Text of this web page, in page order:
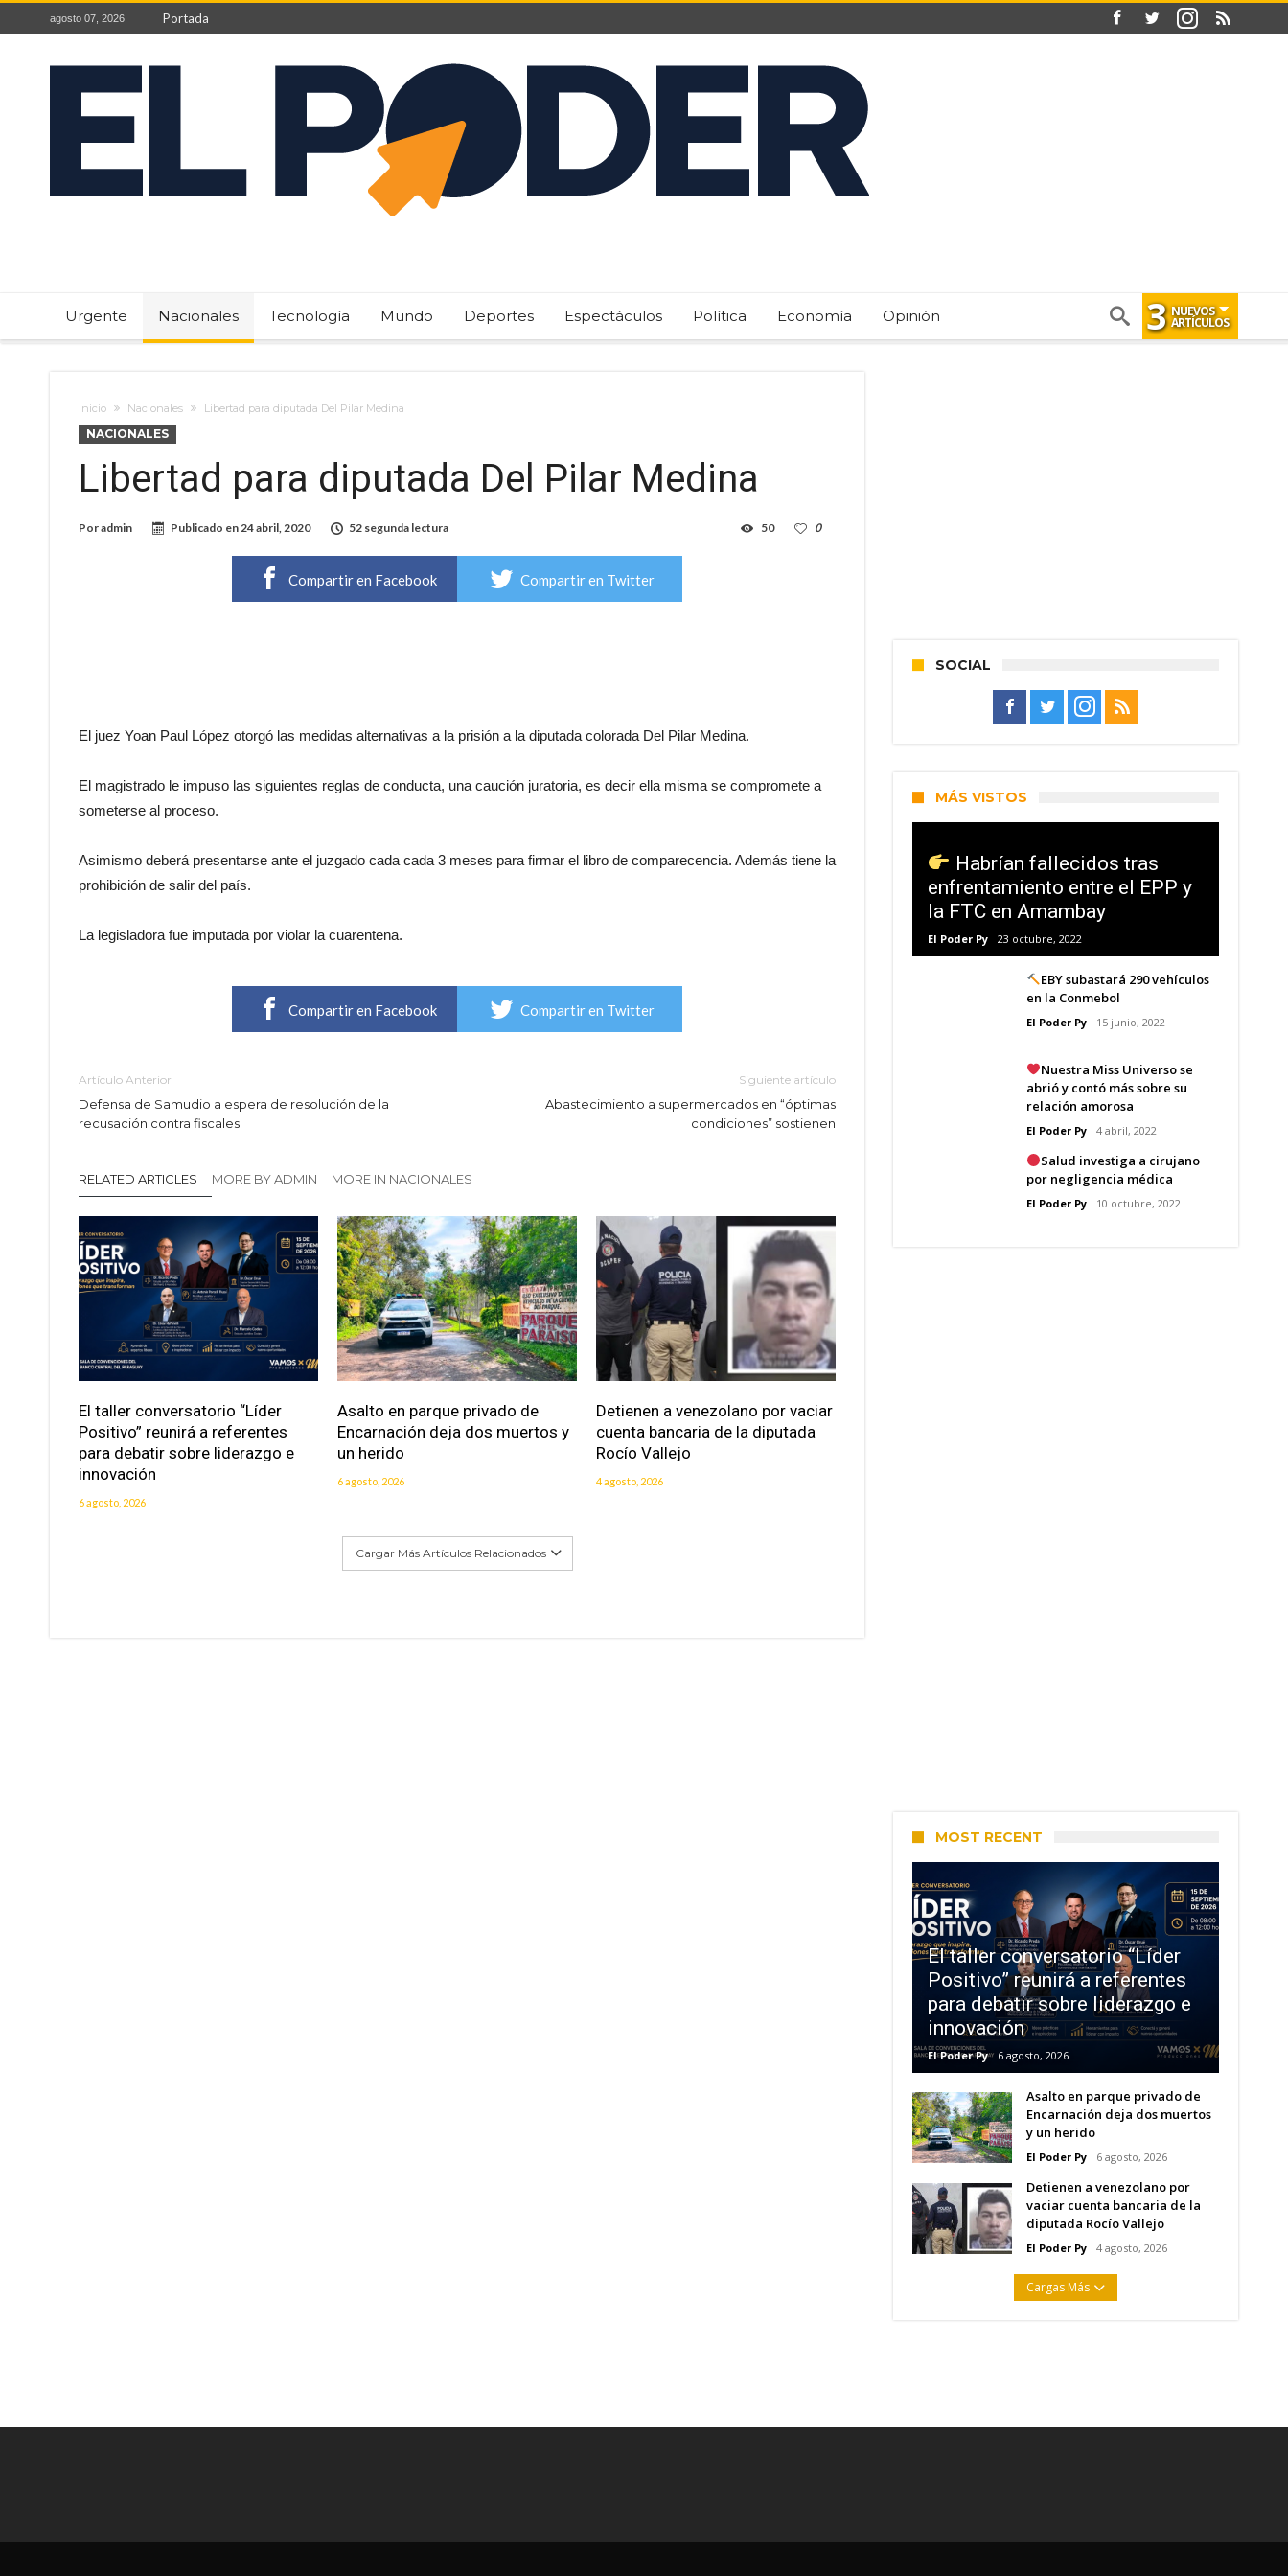
agosto 07, 2026 Portada
Urgente Nacionales Tecnología Mundo Deportes Espectáculos Política Economía Opinión 3 NUEVOS
ARTÍCULOS
Inicio Nacionales Libertad para diputada Del Pilar Medina
NACIONALES
Libertad para diputada Del Pilar Medina
Poradmin Publicado en24 abril, 2020 52 segunda lectura 0
50
Compartir en Facebook Compartir en Twitter
El juez Yoan Paul López otorgó las medidas alternativas a la prisión a la diputada colorada Del Pilar Medina.
El magistrado le impuso las siguientes reglas de conducta, una caución juratoria, es decir ella misma se compromete a
someterse al proceso.
Asimismo deberá presentarse ante el juzgado cada cada 3 meses para firmar el libro de comparecencia. Además tiene la
prohibición de salir del país.
La legisladora fue imputada por violar la cuarentena.
Compartir en Facebook Compartir en Twitter
Artículo Anterior
Defensa de Samudio a espera de resolución de la
recusación contra fiscales
Siguiente artículo
Abastecimiento a supermercados en “óptimas
condiciones” sostienen
RELATED ARTICLES MORE BY ADMIN MORE IN NACIONALES
El taller conversatorio “Líder
Positivo” reunirá a referentes
para debatir sobre liderazgo e
innovación
6 agosto, 2026
Asalto en parque privado de
Encarnación deja dos muertos y
un herido
6 agosto, 2026
Detienen a venezolano por vaciar
cuenta bancaria de la diputada
Rocío Vallejo
4 agosto, 2026
Cargar Más Artículos Relacionados
SOCIAL
MÁS VISTOS
Habrían fallecidos tras
enfrentamiento entre el EPP y
la FTC en Amambay
El Poder Py 23 octubre, 2022
EBY subastará 290 vehículos
en la Conmebol
El Poder Py 15 junio, 2022
Nuestra Miss Universo se
abrió y contó más sobre su
relación amorosa
El Poder Py 4 abril, 2022
Salud investiga a cirujano
por negligencia médica
El Poder Py 10 octubre, 2022
MOST RECENT
El taller conversatorio “Líder
Positivo” reunirá a referentes
para debatir sobre liderazgo e
innovación
El Poder Py 6 agosto, 2026
Asalto en parque privado de
Encarnación deja dos muertos
y un herido
El Poder Py 6 agosto, 2026
Detienen a venezolano por
vaciar cuenta bancaria de la
diputada Rocío Vallejo
El Poder Py 4 agosto, 2026
Cargas Más